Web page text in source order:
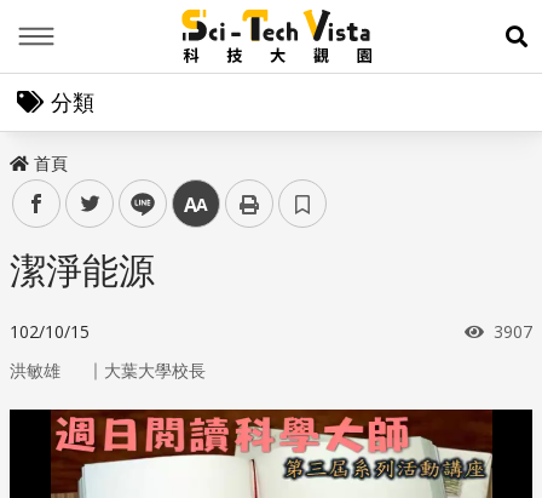
展
分類
首頁
facebooktwitter line 中
潔淨能源
102/10/15 瀏覽
3907
洪敏雄 ｜ 大葉大學校長